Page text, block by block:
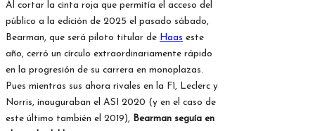
Al cortar la cinta roja que permitía el acceso del
público a la edición de 2025 el pasado sábado,
Bearman, que será piloto titular de Haas este
año, cerró un círculo extraordinariamente rápido
en la progresión de su carrera en monoplazas.
Pues mientras sus ahora rivales en la F1, Leclerc y
Norris, inauguraban el ASI 2020 (y en el caso de
este último también el 2019),
Bearman seguía en